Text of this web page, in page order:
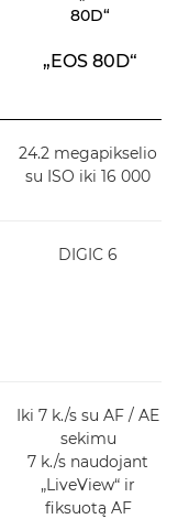
„EOS 80D“
24.2 megapikselio
su ISO iki 16 000
DIGIC 6
Iki 7 k./s su AF / AE
sekimu
7 k./s naudojant
„LiveView“ ir
fiksuotą AF